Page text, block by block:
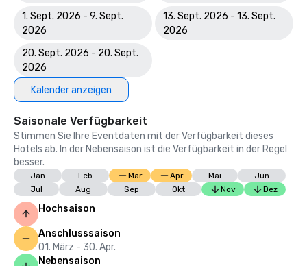
1. Sept. 2026 - 9. Sept.
2026
13. Sept. 2026 - 13. Sept.
2026
20. Sept. 2026 - 20. Sept.
2026
Kalender anzeigen
Saisonale Verfügbarkeit
Stimmen Sie Ihre Eventdaten mit der Verfügbarkeit dieses
Hotels ab. In der Nebensaison ist die Verfügbarkeit in der Regel
besser.
Jan Feb Mär Apr Mai
Jun
Jul
Aug Sep Okt Nov Dez
Hochsaison
Anschlusssaison
01. März - 30. Apr.
Nebensaison